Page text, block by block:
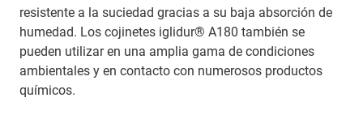
resistente a la suciedad gracias a su baja absorción de
humedad. Los cojinetes iglidur® A180 también se
pueden utilizar en una amplia gama de condiciones
ambientales y en contacto con numerosos productos
químicos.